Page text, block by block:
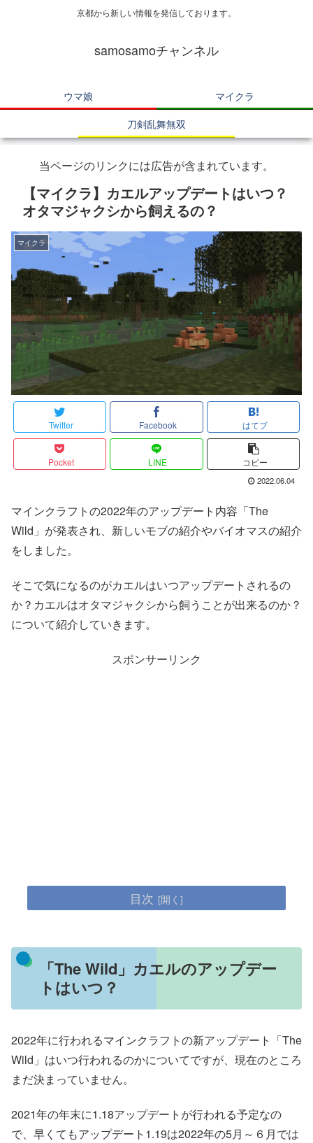
京都から新しい情報を発信しております。
samosamoチャンネル
ウマ娘
マイクラ
刀剣乱舞無双
当ページのリンクには広告が含まれています。
【マイクラ】カエルアップデートはいつ？
オタマジャクシから飼えるの？
マイクラ
Twitter Facebook はてブ
Pocket LINE コピー
2022.06.04
マインクラフトの2022年のアップデート内容「The
Wild」が発表され、新しいモブの紹介やバイオマスの紹介
をしました。
そこで気になるのがカエルはいつアップデートされるの
か？カエルはオタマジャクシから飼うことが出来るのか？
について紹介していきます。
スポンサーリンク
目次
「The Wild」カエルのアップデー
トはいつ？
2022年に行われるマインクラフトの新アップデート「The
Wild」はいつ行われるのかについてですが、現在のところ
まだ決まっていません。
2021年の年末に1.18アップデートが行われる予定なの
で、早くてもアップデート1.19は2022年の5月～６月では